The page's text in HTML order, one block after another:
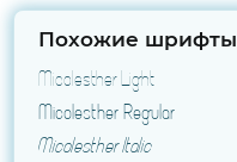
Похожие шрифты
Micolesther Light
Micolesther Regular
Micolesther Italic